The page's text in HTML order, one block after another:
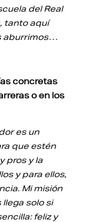
del Real
tanto aquí
aburrimos…
concretas
o en los
es un
que estén
pros y la
y para ellos,
Mi misión
solo si
feliz y